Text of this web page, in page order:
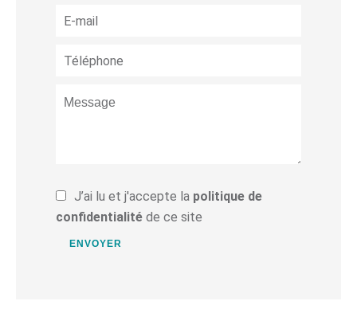
J’ai lu et j'accepte la politique de
confidentialité de ce site
ENVOYER